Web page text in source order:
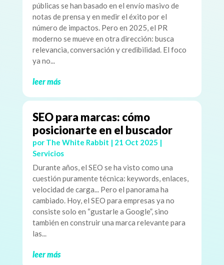
públicas se han basado en el envío masivo de
notas de prensa y en medir el éxito por el
número de impactos. Pero en 2025, el PR
moderno se mueve en otra dirección: busca
relevancia, conversación y credibilidad. El foco
ya no...
leer más
SEO para marcas: cómo
posicionarte en el buscador
por The White Rabbit | 21 Oct 2025 |
Servicios
Durante años, el SEO se ha visto como una
cuestión puramente técnica: keywords, enlaces,
velocidad de carga... Pero el panorama ha
cambiado. Hoy, el SEO para empresas ya no
consiste solo en “gustarle a Google”, sino
también en construir una marca relevante para
las...
leer más